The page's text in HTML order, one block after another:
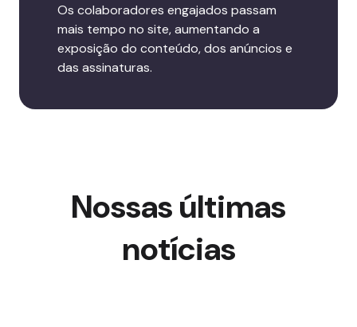
Os colaboradores engajados passam
mais tempo no site, aumentando a
exposição do conteúdo, dos anúncios e
das assinaturas.
Nossas últimas
notícias